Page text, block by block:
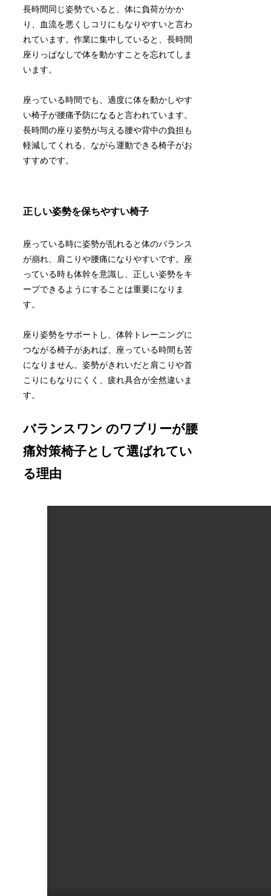
長時間同じ姿勢でいると、体に負荷がかか
り、血流を悪くしコリにもなりやすいと言わ
れています。作業に集中していると、長時間
座りっぱなしで体を動かすことを忘れてしま
います。
座っている時間でも、適度に体を動かしやす
い椅子が腰痛予防になると言われています。
長時間の座り姿勢が与える腰や背中の負担も
軽減してくれる、ながら運動できる椅子がお
すすめです。
正しい姿勢を保ちやすい椅子
座っている時に姿勢が乱れると体のバランス
が崩れ、肩こりや腰痛になりやすいです。座
っている時も体幹を意識し、正しい姿勢をキ
ープできるようにすることは重要になりま
す。
座り姿勢をサポートし、体幹トレーニングに
つながる椅子があれば、座っている時間も苦
になりません。姿勢がきれいだと肩こりや首
こりにもなりにくく、疲れ具合が全然違いま
す。
バランスワン のワブリーが腰
痛対策椅子として選ばれてい
る理由